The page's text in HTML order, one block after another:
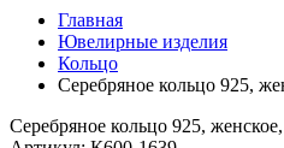
Главная
Ювелирные изделия
Кольцо
Серебряное кольцо 925,
Серебряное кольцо 925,